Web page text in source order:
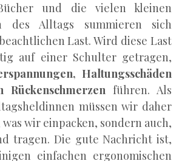
Bücher und die vielen kleinen
des Alltags summieren sich
Last. Wird diese Last
auf einer Schulter getragen,
Haltungsschäden
Rückenschmerzen führen. Als
müssen wir daher
wir einpacken, sondern auch,
tragen. Die gute Nachricht ist,
einfachen ergonomischen